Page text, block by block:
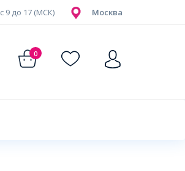
Москва
c 9 до 17 (МСК)
0